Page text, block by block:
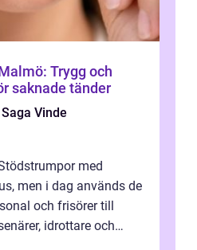
Trygg och
saknade tänder
Saga Vinde
med
men i dag används de
och frisörer till
idrottare och